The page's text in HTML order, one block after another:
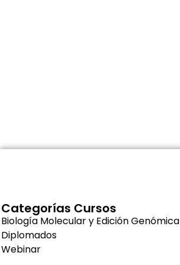
Categorías Cursos
Biología Molecular y Edición Genómica
Diplomados
Webinar